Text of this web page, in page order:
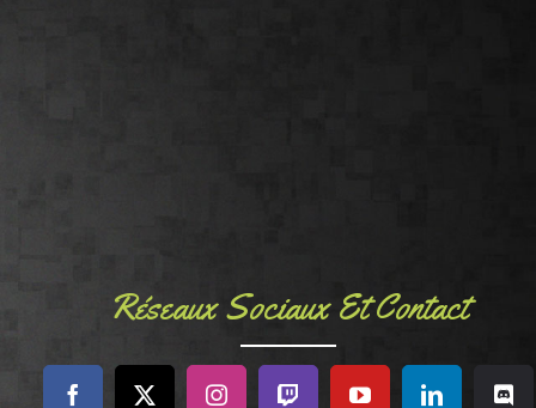
Réseaux Sociaux Et Contact